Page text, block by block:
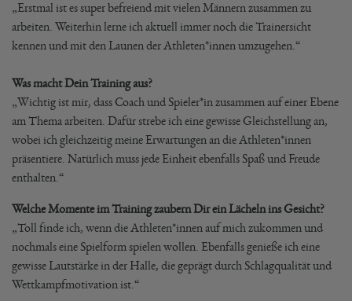
„Erstmal ist es super befreiend mit vielen Männern zusammen zu
arbeiten. Weiterhin lerne ich aktuell immer noch die Trainersicht
kennen und mit den Launen der Athleten*innen umzugehen.“
Was macht Dein Training aus?
„Wichtig ist mir, dass Coach und Spieler*in zusammen auf einer Ebene
am Thema arbeiten. Dafür strebe ich eine gewisse Gleichstellung an,
wobei ich gleichzeitig meine Erwartungen an die Athleten*innen
präsentiere. Natürlich muss jede Einheit ebenfalls Spaß und Freude
enthalten.“
Welche Momente im Training zaubern Dir ein Lächeln ins Gesicht?
„Toll finde ich, wenn die Athleten*innen auf mich zukommen und
nochmals eine Spielform spielen wollen. Ebenfalls genieße ich eine
gewisse Lautstärke in der Halle, die geprägt durch Schlagqualität und
Wettkampfmotivation ist.“